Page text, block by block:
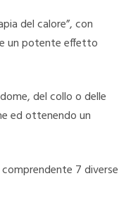
del calore”, con
un potente effetto
del collo o delle
ed ottenendo un
7 diverse